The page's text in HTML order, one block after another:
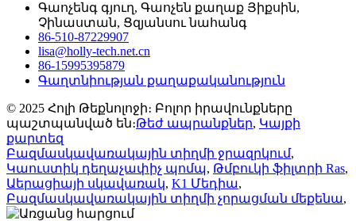
Գաոչենգ գյուղ, Գաոչեն քաղաք Յիքսին,
Չինաստան, Ցզյանսու նահանգ
86-510-87229907
lisa@holly-tech.net.cn
86-15995395879
Գաղտնիության քաղաքականություն
© 2025 Հոլի Թեքնոլոջի։ Բոլոր իրավունքները
պաշտպանված են։Թեժ ապրանքներ, Կայքի
քարտեզ
Բազմասկավառակային տիղմի ջրազրկում,
Կաուստիկ դեղաչափիչ պոմպ, Թմբուկի ֆիլտրի Ras,
Աերացիայի սկավառակ, K1 Մեդիա,
Բազմասկավառակային տիղմի չորացման մեքենա,